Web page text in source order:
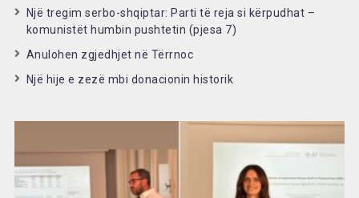
Një tregim serbo-shqiptar: Parti të reja si kërpudhat –
komunistët humbin pushtetin (pjesa 7)
Anulohen zgjedhjet në Tërrnoc
Një hije e zezë mbi donacionin historik